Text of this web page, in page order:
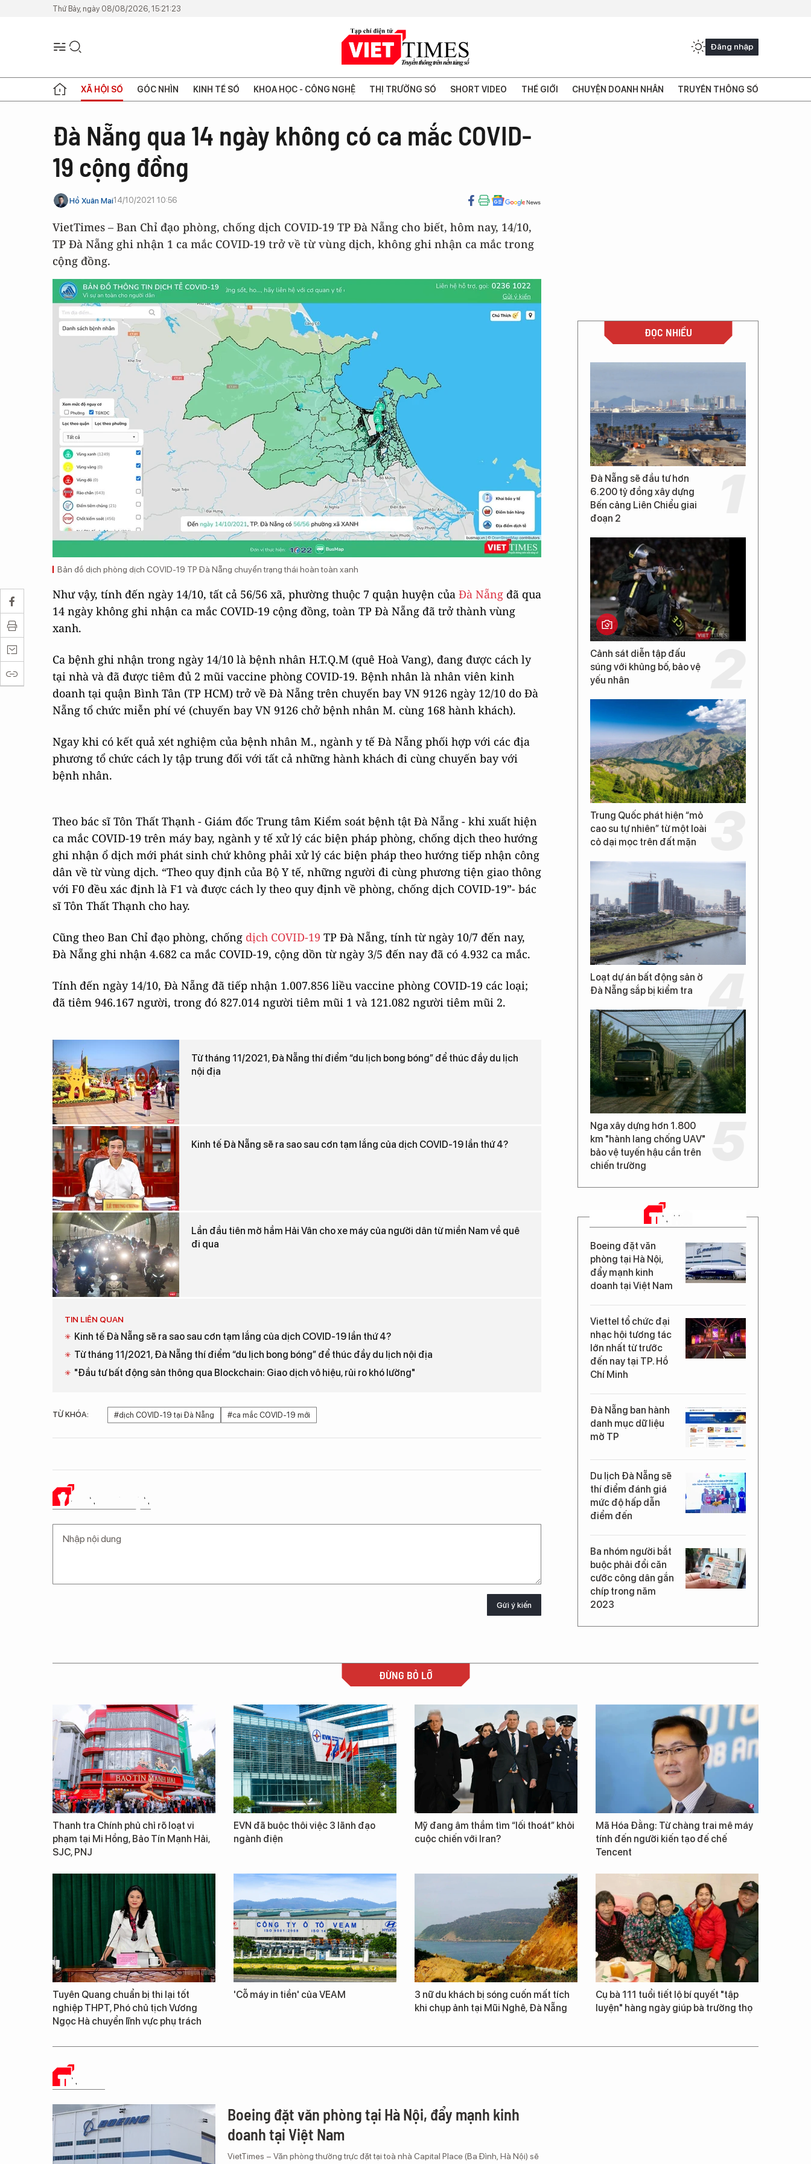
Thứ Bảy, ngày 08/08/2026, 15:21:23
Đăng nhập
XÃ HỘI SỐ GÓC NHÌN KINH TẾ SỐ KHOA HỌC - CÔNG NGHỆ THỊ TRƯỜNG SỐ SHORT VIDEO THẾ GIỚI CHUYỆN DOANH NHÂN TRUYỀN THÔNG SỐ
Đà Nẵng qua 14 ngày không có ca mắc COVID-
19 cộng đồng
Hồ Xuân Mai14/10/2021 10:56
VietTimes – Ban Chỉ đạo phòng, chống dịch COVID-19 TP Đà Nẵng cho biết, hôm nay, 14/10,
TP Đà Nẵng ghi nhận 1 ca mắc COVID-19 trở về từ vùng dịch, không ghi nhận ca mắc trong
cộng đồng.
Bản đồ dịch phòng dịch COVID-19 TP Đà Nẵng chuyển trạng thái hoàn toàn xanh
Như vậy, tính đến ngày 14/10, tất cả 56/56 xã, phường thuộc 7 quận huyện của Đà Nẵng đã qua
14 ngày không ghi nhận ca mắc COVID-19 cộng đồng, toàn TP Đà Nẵng đã trở thành vùng
xanh.
Ca bệnh ghi nhận trong ngày 14/10 là bệnh nhân H.T.Q.M (quê Hoà Vang), đang được cách ly
tại nhà và đã được tiêm đủ 2 mũi vaccine phòng COVID-19. Bệnh nhân là nhân viên kinh
doanh tại quận Bình Tân (TP HCM) trở về Đà Nẵng trên chuyến bay VN 9126 ngày 12/10 do Đà
Nẵng tổ chức miễn phí vé (chuyến bay VN 9126 chở bệnh nhân M. cùng 168 hành khách).
Ngay khi có kết quả xét nghiệm của bệnh nhân M., ngành y tế Đà Nẵng phối hợp với các địa
phương tổ chức cách ly tập trung đối với tất cả những hành khách đi cùng chuyến bay với
bệnh nhân.
Theo bác sĩ Tôn Thất Thạnh - Giám đốc Trung tâm Kiểm soát bệnh tật Đà Nẵng - khi xuất hiện
ca mắc COVID-19 trên máy bay, ngành y tế xử lý các biện pháp phòng, chống dịch theo hướng
ghi nhận ổ dịch mới phát sinh chứ không phải xử lý các biện pháp theo hướng tiếp nhận công
dân về từ vùng dịch. “Theo quy định của Bộ Y tế, những người đi cùng phương tiện giao thông
với F0 đều xác định là F1 và được cách ly theo quy định về phòng, chống dịch COVID-19”- bác
sĩ Tôn Thất Thạnh cho hay.
Cũng theo Ban Chỉ đạo phòng, chống dịch COVID-19 TP Đà Nẵng, tính từ ngày 10/7 đến nay,
Đà Nẵng ghi nhận 4.682 ca mắc COVID-19, cộng dồn từ ngày 3/5 đến nay đã có 4.932 ca mắc.
Tính đến ngày 14/10, Đà Nẵng đã tiếp nhận 1.007.856 liều vaccine phòng COVID-19 các loại;
đã tiêm 946.167 người, trong đó 827.014 người tiêm mũi 1 và 121.082 người tiêm mũi 2.
Từ tháng 11/2021, Đà Nẵng thí điểm “du lịch bong bóng” để thúc đầy du lịch
nội địa
Kinh tế Đà Nẵng sẽ ra sao sau cơn tạm lắng của dịch COVID-19 lần thứ 4?
Lần đầu tiên mở hầm Hải Vân cho xe máy của người dân từ miền Nam về quê
đi qua
TIN LIÊN QUAN
Kinh tế Đà Nẵng sẽ ra sao sau cơn tạm lắng của dịch COVID-19 lần thứ 4?
Từ tháng 11/2021, Đà Nẵng thí điểm “du lịch bong bóng” để thúc đầy du lịch nội địa
"Đầu tư bất động sản thông qua Blockchain: Giao dịch vô hiệu, rủi ro khó lường"
TỪ KHÓA: #dịch COVID-19 tại Đà Nẵng #ca mắc COVID-19 mới
Ý KIẾN CỦA BẠN
Gửi ý kiến
ĐỌC NHIỀU
Đà Nẵng sẽ đầu tư hơn
6.200 tỷ đồng xây dựng
Bến cảng Liên Chiểu giai
đoạn 2
Cảnh sát diễn tập đấu
súng với khủng bố, bảo vệ
yếu nhân
Trung Quốc phát hiện “mỏ
cao su tự nhiên” từ một loài
cỏ dại mọc trên đất mặn
Loạt dự án bất động sản ở
Đà Nẵng sắp bị kiểm tra
Nga xây dựng hơn 1.800
km "hành lang chống UAV"
bảo vệ tuyến hậu cần trên
chiến trường
TIN MỚI
Boeing đặt văn
phòng tại Hà Nội,
đẩy mạnh kinh
doanh tại Việt Nam
Viettel tổ chức đại
nhạc hội tương tác
lớn nhất từ trước
đến nay tại TP. Hồ
Chí Minh
Đà Nẵng ban hành
danh mục dữ liệu
mở TP
Du lịch Đà Nẵng sẽ
thí điểm đánh giá
mức độ hấp dẫn
điểm đến
Ba nhóm người bắt
buộc phải đổi căn
cước công dân gắn
chíp trong năm
2023
ĐỪNG BỎ LỠ
Thanh tra Chính phủ chỉ rõ loạt vi
phạm tại Mi Hồng, Bảo Tín Mạnh Hải,
SJC, PNJ
EVN đã buộc thôi việc 3 lãnh đạo
ngành điện
Mỹ đang âm thầm tìm “lối thoát” khỏi
cuộc chiến với Iran?
Mã Hóa Đằng: Từ chàng trai mê máy
tính đến người kiến tạo đế chế
Tencent
Tuyên Quang chuẩn bị thi lại tốt
nghiệp THPT, Phó chủ tịch Vương
Ngọc Hà chuyển lĩnh vực phụ trách
'Cỗ máy in tiền' của VEAM
3 nữ du khách bị sóng cuốn mất tích
khi chụp ảnh tại Mũi Nghê, Đà Nẵng
Cụ bà 111 tuổi tiết lộ bí quyết "tập
luyện" hàng ngày giúp bà trường thọ
TIN TỨC
Boeing đặt văn phòng tại Hà Nội, đẩy mạnh kinh
doanh tại Việt Nam
VietTimes – Văn phòng thường trực đặt tại toà nhà Capital Place (Ba Đình, Hà Nội) sẽ